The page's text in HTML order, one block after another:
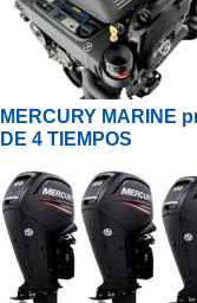
MERCURY MARINE
DE 4 TIEMPOS